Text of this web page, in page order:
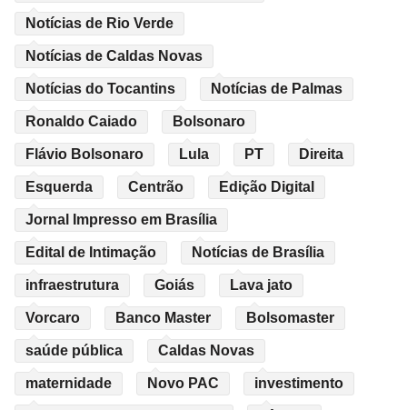
Notícias de Rio Verde
Notícias de Caldas Novas
Notícias do Tocantins Notícias de Palmas
Ronaldo Caiado Bolsonaro
Flávio Bolsonaro Lula PT Direita
Esquerda Centrão Edição Digital
Jornal Impresso em Brasília
Edital de Intimação Notícias de Brasília
infraestrutura Goiás Lava jato
Vorcaro Banco Master Bolsomaster
saúde pública Caldas Novas
maternidade Novo PAC investimento